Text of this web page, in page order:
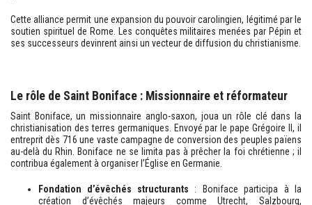
Cette alliance permit une expansion du pouvoir carolingien, légitimé par le
soutien spirituel de Rome. Les conquêtes militaires menées par Pépin et
ses successeurs devinrent ainsi un vecteur de diffusion du christianisme.
Le rôle de Saint Boniface : Missionnaire et réformateur
Saint Boniface, un missionnaire anglo-saxon, joua un rôle clé dans la
christianisation des terres germaniques. Envoyé par le pape Grégoire II, il
entreprit dès 716 une vaste campagne de conversion des peuples païens
au-delà du Rhin. Boniface ne se limita pas à prêcher la foi chrétienne ; il
contribua également à organiser l’Église en Germanie.
Fondation d’évêchés structurants : Boniface participa à la
création d’évêchés majeurs comme Utrecht, Salzbourg,